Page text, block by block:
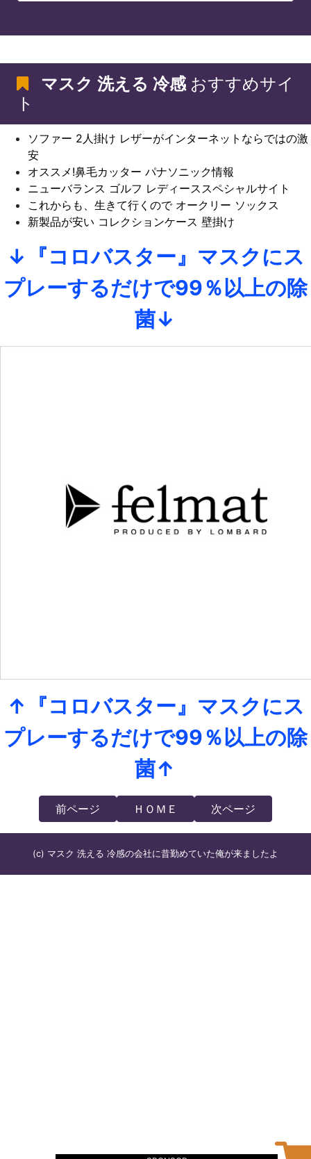
マスク 洗える 冷感おすすめサイ
ト
ソファー 2人掛け レザーがインターネットならではの激
安
オススメ!鼻毛カッター パナソニック情報
ニューバランス ゴルフ レディーススペシャルサイト
これからも、生きて行くので オークリー ソックス
新製品が安い コレクションケース 壁掛け
↓『コロバスター』マスクにス
プレーするだけで99％以上の除
菌↓
↑『コロバスター』マスクにス
プレーするだけで99％以上の除
菌↑
前ページ ＨＯＭＥ 次ページ
(c) マスク 洗える 冷感の会社に昔勤めていた俺が来ましたよ